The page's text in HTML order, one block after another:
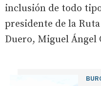
inclusión de todo
presidente de la
Duero, Miguel Ángel